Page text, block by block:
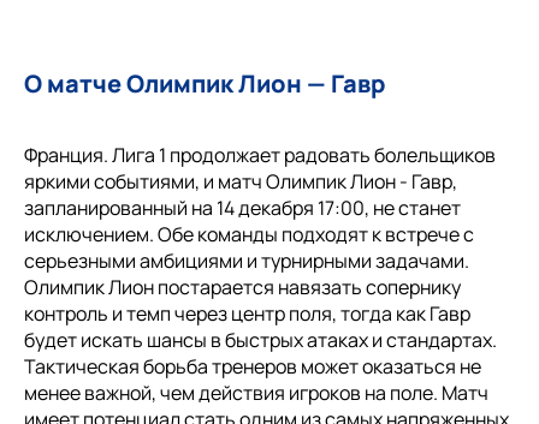
О матче Олимпик Лион — Гавр
Франция. Лига 1 продолжает радовать болельщиков
яркими событиями, и матч Олимпик Лион - Гавр,
запланированный на 14 декабря 17:00, не станет
исключением. Обе команды подходят к встрече с
серьезными амбициями и турнирными задачами.
Олимпик Лион постарается навязать сопернику
контроль и темп через центр поля, тогда как Гавр
будет искать шансы в быстрых атаках и стандартах.
Тактическая борьба тренеров может оказаться не
менее важной, чем действия игроков на поле. Матч
имеет потенциал стать одним из самых напряженных